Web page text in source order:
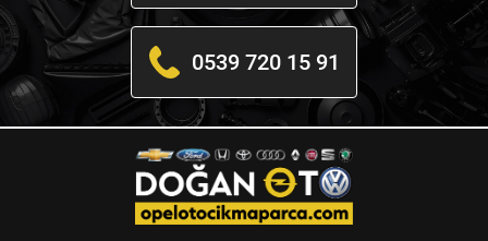
0539 720 15 91